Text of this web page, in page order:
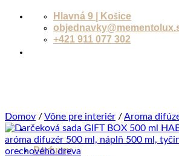
Skip
Hlavná 9 | Košice
+421 911 077 302
Parfumy
Domov /Vône pre interiér /Aroma